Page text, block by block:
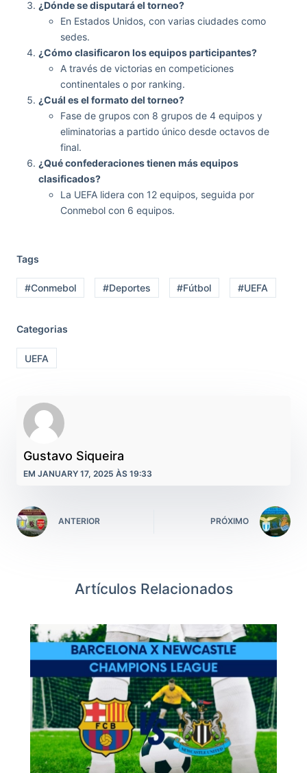
¿Dónde se disputará el torneo?
En Estados Unidos, con varias ciudades como
sedes.
¿Cómo clasificaron los equipos participantes?
A través de victorias en competiciones
continentales o por ranking.
¿Cuál es el formato del torneo?
Fase de grupos con 8 grupos de 4 equipos y
eliminatorias a partido único desde octavos de
final.
¿Qué confederaciones tienen más equipos
clasificados?
La UEFA lidera con 12 equipos, seguida por
Conmebol con 6 equipos.
Tags
#Conmebol #Deportes #Fútbol #UEFA
Categorias
UEFA
Gustavo Siqueira
EM JANUARY 17, 2025 ÀS 19:33
ANTERIOR PRÓXIMO
Artículos Relacionados